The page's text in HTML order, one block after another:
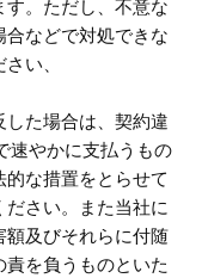
す。ただし、不意な
などで対処できな
い、
た場合は、契約違
速やかに支払うもの
な措置をとらせて
さい。また当社に
及びそれらに付随
を負うものといた